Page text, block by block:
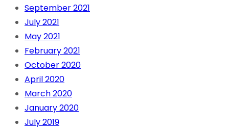
September 2021
July 2021
May 2021
February 2021
October 2020
April 2020
March 2020
January 2020
July 2019